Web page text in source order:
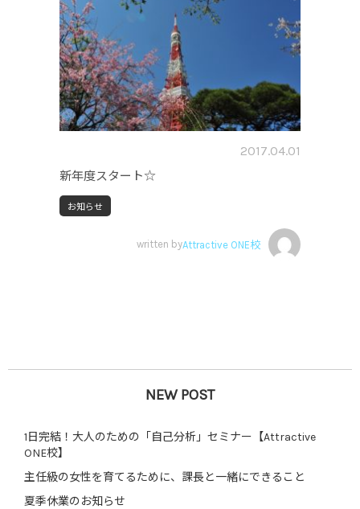
2017.04.01
新年度スタート☆
お知らせ
written byAttractive ONE校
NEW POST
1日完結！大人のための「自己分析」セミナー【Attractive
ONE校】
主任級の女性を育てるために、課長と一緒にできること
夏季休業のお知らせ